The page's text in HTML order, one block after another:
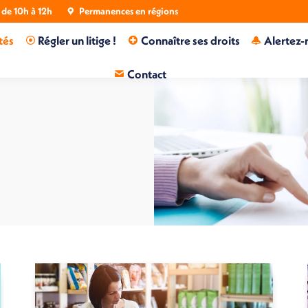
10h à 12h Permanences en régions
Régler un litige ! Connaître ses droits Alertez-
Contact